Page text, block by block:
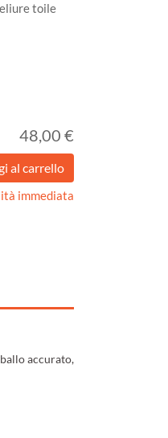
toile
48,00 €
immediata
accurato,